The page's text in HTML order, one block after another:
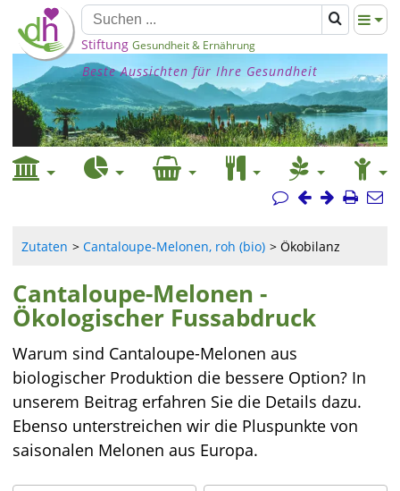
Stiftung Gesundheit & Ernährung
Beste Aussichten für Ihre Gesundheit
Zutaten Cantaloupe-Melonen, roh (bio) Ökobilanz
Cantaloupe-Melonen -
Ökologischer Fussabdruck
Warum sind Cantaloupe-Melonen aus
biologischer Produktion die bessere Option? In
unserem Beitrag erfahren Sie die Details dazu.
Ebenso unterstreichen wir die Pluspunkte von
saisonalen Melonen aus Europa.